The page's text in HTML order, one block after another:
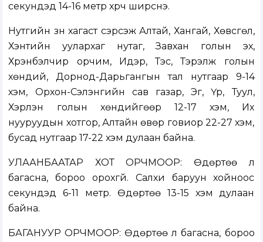
секундэд 14-16 метр хүрч ширүүснэ.
Нутгийн зүүн хагаст сэрүүсэж Алтай, Хангай, Хөвсгөл,
Хэнтийн уулархаг нутаг, Завхан голын эх,
Хүрэнбэлчир орчим, Идэр, Тэс, Тэрэлж голын
хөндий, Дорнод-Дарьгангын тал нутгаар 9-14
хэм, Орхон-Сэлэнгийн сав газар, Эг, Үүр, Туул,
Хэрлэн голын хөндийгөөр 12-17 хэм, Их
нууруудын хотгор, Алтайн өвөр говиор 22-27 хэм,
бусад нутгаар 17-22 хэм дулаан байна.
УЛААНБААТАР ХОТ ОРЧМООР: Өдөртөө үүл
багасна, бороо орохгүй. Салхи баруун хойноос
секундэд 6-11 метр. Өдөртөө 13-15 хэм дулаан
байна.
БАГАНУУР ОРЧМООР: Өдөртөө үүл багасна, бороо